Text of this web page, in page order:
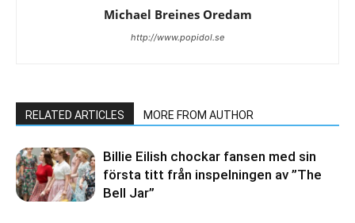
Michael Breines Oredam
http://www.popidol.se
RELATED ARTICLES MORE FROM AUTHOR
Billie Eilish chockar fansen med sin
första titt från inspelningen av ”The
Bell Jar”